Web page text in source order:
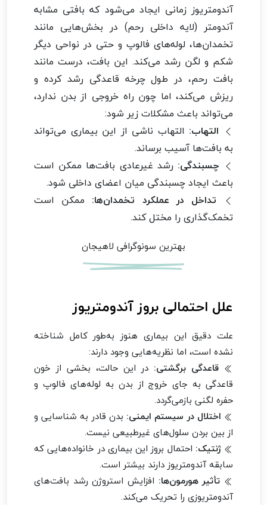
آندومتریوز زمانی ایجاد می‌شود که بافتی مشابه
آندومتر (لایه داخلی رحم) در بخش‌هایی مانند
تخمدان‌ها، لوله‌های فالوپ و حتی در نواحی دیگر
شکم و لگن رشد می‌کند. این بافت، درست مانند
بافت رحم، در طول چرخه قاعدگی رشد کرده و
ریزش می‌کند، اما چون راه خروجی از بدن ندارد،
می‌تواند باعث مشکلات زیر شود:
التهاب: التهاب ناشی از این بیماری می‌تواند
به بافت‌ها آسیب برساند.
چسبندگی: رشد غیرعادی بافت‌ها ممکن است
باعث ایجاد چسبندگی میان اعضای داخلی شود.
تداخل در عملکرد تخمدان‌ها: ممکن است
تخمک‌گذاری را مختل کند.
بهترین سونوگرافی لاهیجان
علل احتمالی بروز آندومتریوز
علت دقیق این بیماری هنوز به‌طور کامل شناخته
نشده است، اما نظریه‌هایی وجود دارند:
قاعدگی برگشتی: در این حالت، بخشی از خون
قاعدگی به جای خروج از بدن به لوله‌های فالوپ و
حفره لگنی بازمی‌گردد.
اختلال در سیستم ایمنی: بدن قادر به شناسایی و
از بین بردن سلول‌های غیرطبیعی نیست.
ژنتیک: احتمال بروز این بیماری در خانواده‌هایی که
سابقه آندومتریوز دارند بیشتر است.
تأثیر هورمون‌ها: افزایش استروژن رشد بافت‌های
آندومتریوزی را تحریک می‌کند.